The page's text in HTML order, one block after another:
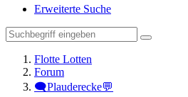
Erweiterte Suche
Flotte Lotten
Forum
🗨️Plauderecke💬